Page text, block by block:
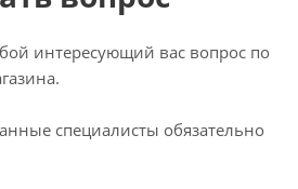
интересующий вас вопрос по
специалисты обязательно